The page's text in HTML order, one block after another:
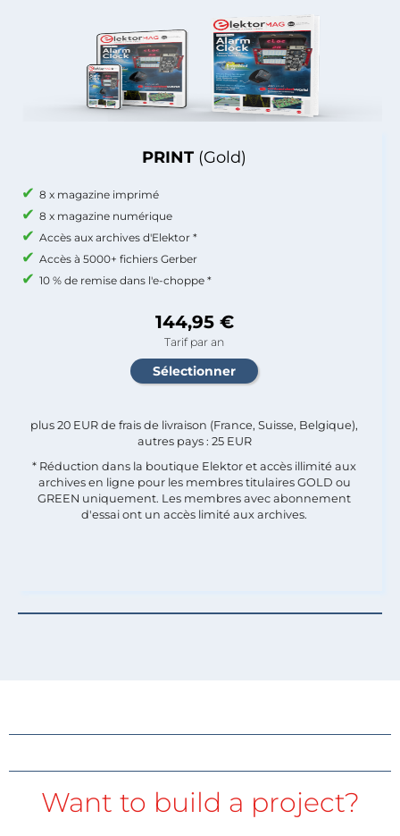
PRINT (Gold)
8 x magazine imprimé
8 x magazine numérique
Accès aux archives d'Elektor *
Accès à 5000+ fichiers Gerber
10 % de remise dans l'e-choppe *
144,95 €
Tarif par an
plus 20 EUR de frais de livraison (France, Suisse, Belgique),
autres pays : 25 EUR
* Réduction dans la boutique Elektor et accès illimité aux
archives en ligne pour les membres titulaires GOLD ou
GREEN uniquement. Les membres avec abonnement
d'essai ont un accès limité aux archives.
Want to build a project?